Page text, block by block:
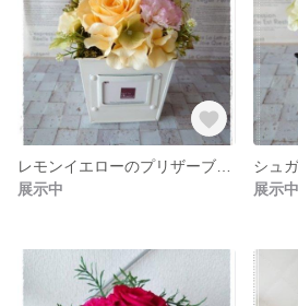
展示中
展示中